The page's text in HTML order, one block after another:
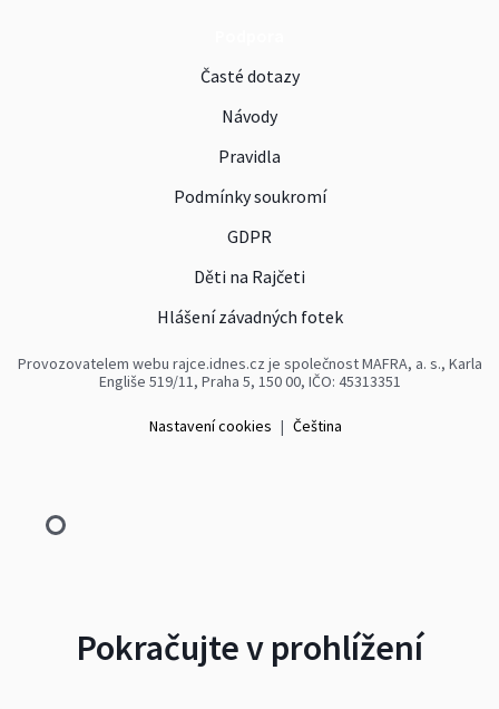
Časté dotazy
Návody
Pravidla
Podmínky soukromí
GDPR
Děti na Rajčeti
Hlášení závadných fotek
Provozovatelem webu rajce.idnes.cz je společnost MAFRA, a. s., Karla
Engliše 519/11, Praha 5, 150 00, IČO: 45313351
Nastavení cookies | Čeština
Pokračujte v prohlížení